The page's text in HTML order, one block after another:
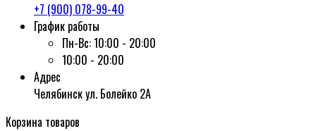
+7 (900) 078-99-40
График работы
Пн-Вс:10:00 - 20:00
10:00 - 20:00
Адрес
Челябинск ул. Болейко 2А
Корзина товаров